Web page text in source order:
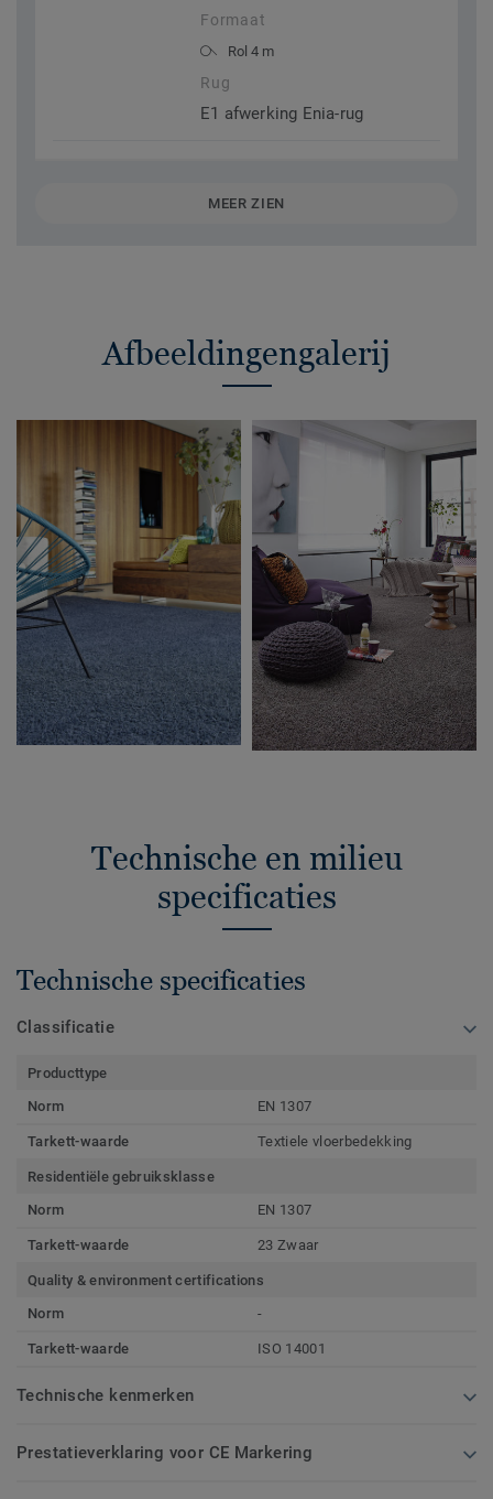
Formaat
Rol 4 m
Rug
E1 afwerking Enia-rug
MEER ZIEN
Afbeeldingengalerij
Technische en milieu
specificaties
Technische specificaties
Classificatie
Producttype
Norm
EN 1307
Tarkett-waarde Textiele vloerbedekking
Residentiële gebruiksklasse
Norm
EN 1307
Tarkett-waarde 23 Zwaar
Quality & environment certifications
Norm
-
Tarkett-waarde ISO 14001
Technische kenmerken
Prestatieverklaring voor CE Markering